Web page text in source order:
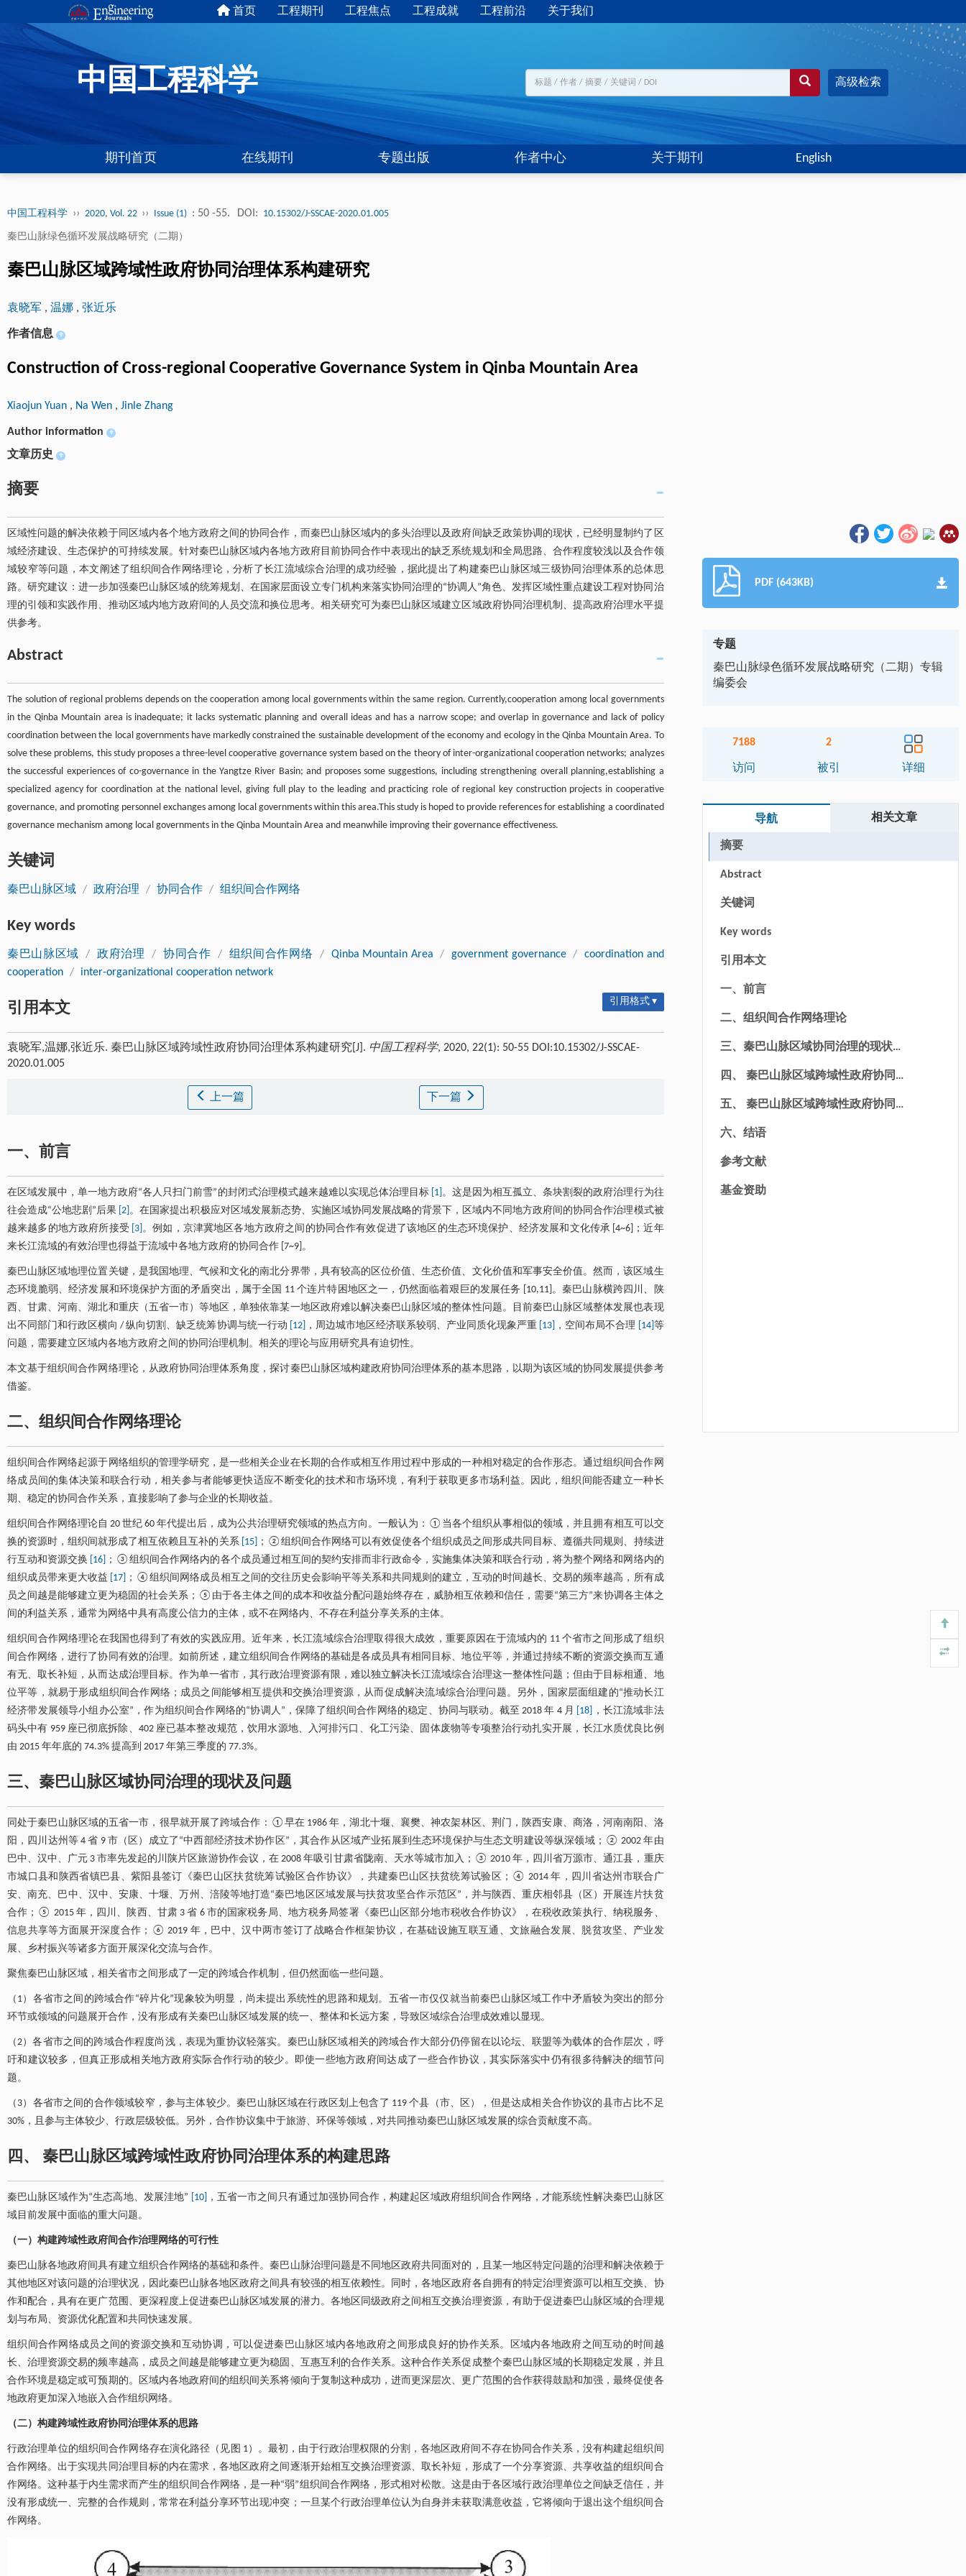
首页 工程期刊 工程焦点 工程成就 工程前沿 关于我们
中国工程科学 高级检索
期刊首页 在线期刊 专题出版 作者中心 关于期刊 English
中国工程科学 ›› 2020, Vol. 22 ›› Issue (1) : 50 -55. DOI: 10.15302/J-SSCAE-2020.01.005
秦巴山脉绿色循环发展战略研究（二期）
秦巴山脉区域跨域性政府协同治理体系构建研究
袁晓军 , 温娜 , 张近乐
作者信息 +
Construction of Cross-regional Cooperative Governance System in Qinba Mountain Area
Xiaojun Yuan , Na Wen , Jinle Zhang
Author information +
文章历史 +
摘要
区域性问题的解决依赖于同区域内各个地方政府之间的协同合作，而秦巴山脉区域内的多头治理以及政府间缺乏政策协调的现状，已经明显制约了区
域经济建设、生态保护的可持续发展。针对秦巴山脉区域内各地方政府目前协同合作中表现出的缺乏系统规划和全局思路、合作程度较浅以及合作领
域较窄等问题，本文阐述了组织间合作网络理论，分析了长江流域综合治理的成功经验，据此提出了构建秦巴山脉区域三级协同治理体系的总体思
路。研究建议：进一步加强秦巴山脉区域的统筹规划、在国家层面设立专门机构来落实协同治理的“协调人”角色、发挥区域性重点建设工程对协同治
理的引领和实践作用、推动区域内地方政府间的人员交流和换位思考。相关研究可为秦巴山脉区域建立区域政府协同治理机制、提高政府治理水平提
供参考。
Abstract
The solution of regional problems depends on the cooperation among local governments within the same region. Currently,cooperation among local governments
in the Qinba Mountain area is inadequate; it lacks systematic planning and overall ideas and has a narrow scope; and overlap in governance and lack of policy
coordination between the local governments have markedly constrained the sustainable development of the economy and ecology in the Qinba Mountain Area. To
solve these problems, this study proposes a three-level cooperative governance system based on the theory of inter-organizational cooperation networks; analyzes
the successful experiences of co-governance in the Yangtze River Basin; and proposes some suggestions, including strengthening overall planning,establishing a
specialized agency for coordination at the national level, giving full play to the leading and practicing role of regional key construction projects in cooperative
governance, and promoting personnel exchanges among local governments within this area.This study is hoped to provide references for establishing a coordinated
governance mechanism among local governments in the Qinba Mountain Area and meanwhile improving their governance effectiveness.
关键词
秦巴山脉区域 / 政府治理 / 协同合作 / 组织间合作网络
Key words
秦巴山脉区域 / 政府治理 / 协同合作 / 组织间合作网络 / Qinba Mountain Area / government governance /
coordination and
cooperation / inter-organizational cooperation network
引用本文 引用格式 ▾
袁晓军,温娜,张近乐. 秦巴山脉区域跨域性政府协同治理体系构建研究[J]. 中国工程科学, 2020, 22(1): 50-55 DOI:10.15302/J-SSCAE-
2020.01.005
上一篇 下一篇
一、前言
在区域发展中，单一地方政府“各人只扫门前雪”的封闭式治理模式越来越难以实现总体治理目标 [1] 。这是因为相互孤立、条块割裂的政府治理行为往
往会造成“公地悲剧”后果 [2] 。在国家提出积极应对区域发展新态势、实施区域协同发展战略的背景下，区域内不同地方政府间的协同合作治理模式被
越来越多的地方政府所接受 [3] 。例如，京津冀地区各地方政府之间的协同合作有效促进了该地区的生态环境保护、经济发展和文化传承 [4~6]；近年
来长江流域的有效治理也得益于流域中各地方政府的协同合作 [7~9]。
秦巴山脉区域地理位置关键，是我国地理、气候和文化的南北分界带，具有较高的区位价值、生态价值、文化价值和军事安全价值。然而，该区域生
态环境脆弱、经济发展和环境保护方面的矛盾突出，属于全国 11 个连片特困地区之一，仍然面临着艰巨的发展任务 [10,11]。秦巴山脉横跨四川、陕
西、甘肃、河南、湖北和重庆（五省一市）等地区，单独依靠某一地区政府难以解决秦巴山脉区域的整体性问题。目前秦巴山脉区域整体发展也表现
出不同部门和行政区横向 / 纵向切割、缺乏统筹协调与统一行动 [12] ，周边城市地区经济联系较弱、产业同质化现象严重 [13] ，空间布局不合理 [14] 等
问题，需要建立区域内各地方政府之间的协同治理机制。相关的理论与应用研究具有迫切性。
本文基于组织间合作网络理论，从政府协同治理体系角度，探讨秦巴山脉区域构建政府协同治理体系的基本思路，以期为该区域的协同发展提供参考
借鉴。
二、组织间合作网络理论
组织间合作网络起源于网络组织的管理学研究，是一些相关企业在长期的合作或相互作用过程中形成的一种相对稳定的合作形态。通过组织间合作网
络成员间的集体决策和联合行动，相关参与者能够更快适应不断变化的技术和市场环境，有利于获取更多市场利益。因此，组织间能否建立一种长
期、稳定的协同合作关系，直接影响了参与企业的长期收益。
组织间合作网络理论自 20 世纪 60 年代提出后，成为公共治理研究领域的热点方向。一般认为：①当各个组织从事相似的领域，并且拥有相互可以交
换的资源时，组织间就形成了相互依赖且互补的关系 [15]
；②组织间合作网络可以有效促使各个组织成员之间形成共同目标、遵循共同规则、持续进
行互动和资源交换 [16]
；③组织间合作网络内的各个成员通过相互间的契约安排而非行政命令，实施集体决策和联合行动，将为整个网络和网络内的
组织成员带来更大收益 [17]
；④组织间网络成员相互之间的交往历史会影响平等关系和共同规则的建立，互动的时间越长、交易的频率越高，所有成
员之间越是能够建立更为稳固的社会关系；⑤由于各主体之间的成本和收益分配问题始终存在，威胁相互依赖和信任，需要“第三方”来协调各主体之
间的利益关系，通常为网络中具有高度公信力的主体，或不在网络内、不存在利益分享关系的主体。
组织间合作网络理论在我国也得到了有效的实践应用。近年来，长江流域综合治理取得很大成效，重要原因在于流域内的 11 个省市之间形成了组织
间合作网络，进行了协同有效的治理。如前所述，建立组织间合作网络的基础是各成员具有相同目标、地位平等，并通过持续不断的资源交换而互通
有无、取长补短，从而达成治理目标。作为单一省市，其行政治理资源有限，难以独立解决长江流域综合治理这一整体性问题；但由于目标相通、地
位平等，就易于形成组织间合作网络；成员之间能够相互提供和交换治理资源，从而促成解决流域综合治理问题。另外，国家层面组建的“推动长江
经济带发展领导小组办公室”，作为组织间合作网络的“协调人”，保障了组织间合作网络的稳定、协同与联动。截至 2018 年 4 月
[18]
，长江流域非法
码头中有 959 座已彻底拆除、402 座已基本整改规范，饮用水源地、入河排污口、化工污染、固体废物等专项整治行动扎实开展，长江水质优良比例
由 2015 年年底的 74.3% 提高到 2017 年第三季度的 77.3%。
三、秦巴山脉区域协同治理的现状及问题
同处于秦巴山脉区域的五省一市，很早就开展了跨域合作：①早在 1986 年，湖北十堰、襄樊、神农架林区、荆门，陕西安康、商洛，河南南阳、洛
阳，四川达州等 4 省 9 市（区）成立了“中西部经济技术协作区”，其合作从区域产业拓展到生态环境保护与生态文明建设等纵深领域；② 2002 年由
巴中、汉中、广元 3 市率先发起的川陕片区旅游协作会议，在 2008 年吸引甘肃省陇南、天水等城市加入；③ 2010 年，四川省万源市、通江县，重庆
市城口县和陕西省镇巴县、紫阳县签订《秦巴山区扶贫统筹试验区合作协议》，共建秦巴山区扶贫统筹试验区；④ 2014 年，四川省达州市联合广
安、南充、巴中、汉中、安康、十堰、万州、涪陵等地打造“秦巴地区区域发展与扶贫攻坚合作示范区”，并与陕西、重庆相邻县（区）开展连片扶贫
合作；⑤ 2015 年，四川、陕西、甘肃 3 省 6 市的国家税务局、地方税务局签署《秦巴山区部分地市税收合作协议》，在税收政策执行、纳税服务、
信息共享等方面展开深度合作；⑥ 2019 年，巴中、汉中两市签订了战略合作框架协议，在基础设施互联互通、文旅融合发展、脱贫攻坚、产业发
展、乡村振兴等诸多方面开展深化交流与合作。
聚焦秦巴山脉区域，相关省市之间形成了一定的跨域合作机制，但仍然面临一些问题。
（1）各省市之间的跨域合作“碎片化”现象较为明显，尚未提出系统性的思路和规划。五省一市仅仅就当前秦巴山脉区域工作中矛盾较为突出的部分
环节或领域的问题展开合作，没有形成有关秦巴山脉区域发展的统一、整体和长远方案，导致区域综合治理成效难以显现。
（2）各省市之间的跨域合作程度尚浅，表现为重协议轻落实。秦巴山脉区域相关的跨域合作大部分仍停留在以论坛、联盟等为载体的合作层次，呼
吁和建议较多，但真正形成相关地方政府实际合作行动的较少。即使一些地方政府间达成了一些合作协议，其实际落实中仍有很多待解决的细节问
题。
（3）各省市之间的合作领域较窄，参与主体较少。秦巴山脉区域在行政区划上包含了 119 个县（市、区），但是达成相关合作协议的县市占比不足
30%，且参与主体较少、行政层级较低。另外，合作协议集中于旅游、环保等领域，对共同推动秦巴山脉区域发展的综合贡献度不高。
四、 秦巴山脉区域跨域性政府协同治理体系的构建思路
秦巴山脉区域作为“生态高地、发展洼地” [10]
，五省一市之间只有通过加强协同合作，构建起区域政府组织间合作网络，才能系统性解决秦巴山脉区
域目前发展中面临的重大问题。
（一）构建跨域性政府间合作治理网络的可行性
秦巴山脉各地政府间具有建立组织合作网络的基础和条件。秦巴山脉治理问题是不同地区政府共同面对的，且某一地区特定问题的治理和解决依赖于
其他地区对该问题的治理状况，因此秦巴山脉各地区政府之间具有较强的相互依赖性。同时，各地区政府各自拥有的特定治理资源可以相互交换、协
作和配合，具有在更广范围、更深程度上促进秦巴山脉区域发展的潜力。各地区同级政府之间相互交换治理资源，有助于促进秦巴山脉区域的合理规
划与布局、资源优化配置和共同快速发展。
组织间合作网络成员之间的资源交换和互动协调，可以促进秦巴山脉区域内各地政府之间形成良好的协作关系。区域内各地政府之间互动的时间越
长、治理资源交易的频率越高，成员之间越是能够建立更为稳固、互惠互利的合作关系。这种合作关系促成整个秦巴山脉区域的长期稳定发展，并且
合作环境是稳定或可预期的。区域内各地政府间的组织间关系将倾向于复制这种成功，进而更深层次、更广范围的合作获得鼓励和加强，最终促使各
地政府更加深入地嵌入合作组织网络。
（二）构建跨域性政府协同治理体系的思路
行政治理单位的组织间合作网络存在演化路径（见图 1）。最初，由于行政治理权限的分割，各地区政府间不存在协同合作关系，没有构建起组织间
合作网络。出于实现共同治理目标的内在需求，各地区政府之间逐渐开始相互交换治理资源、取长补短，形成了一个分享资源、共享收益的组织间合
作网络。这种基于内生需求而产生的组织间合作网络，是一种“弱”组织间合作网络，形式相对松散。这是由于各区域行政治理单位之间缺乏信任，并
没有形成统一、完整的合作规则，常常在利益分享环节出现冲突；一旦某个行政治理单位认为自身并未获取满意收益，它将倾向于退出这个组织间合
作网络。
PDF (643KB)
专题
秦巴山脉绿色循环发展战略研究（二期）专辑
编委会
7188
访问
2
被引 详细
导航 相关文章
摘要
Abstract
关键词
Key words
引用本文
一、前言
二、组织间合作网络理论
三、秦巴山脉区域协同治理的现状及
问题
四、 秦巴山脉区域跨域性政府协同
治理体系的构建思路
五、 秦巴山脉区域跨域性政府协同
治理组织间合作网络的发展建议
六、结语
参考文献
基金资助